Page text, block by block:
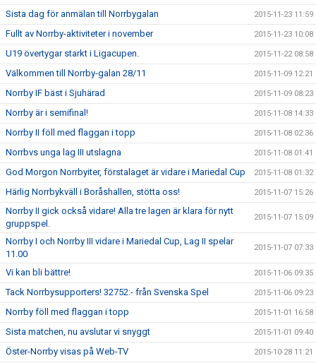
Sista dag för anmälan till Norrbygalan 2015-11-23 11:59
Fullt av Norrby-aktiviteter i november 2015-11-23 10:08
U19 övertygar starkt i Ligacupen. 2015-11-22 08:58
Välkommen till Norrby-galan 28/11 2015-11-09 12:21
Norrby IF bäst i Sjuhärad 2015-11-09 08:23
Norrby är i semifinal! 2015-11-08 14:33
Norrby II föll med flaggan i topp 2015-11-08 02:36
Norrbvs unga lag III utslagna 2015-11-08 01:41
God Morgon Norrbyiter, förstalaget är vidare i Mariedal Cup 2015-11-08 01:32
Härlig Norrbykväll i Boråshallen, stötta oss! 2015-11-07 15:26
Norrby II gick också vidare! Alla tre lagen är klara för nytt
gruppspel.
2015-11-07 15:09
Norrby I och Norrby III vidare i Mariedal Cup, Lag II spelar
11.00
2015-11-07 07:33
Vi kan bli bättre! 2015-11-06 09:35
Tack Norrbysupporters! 32752:- från Svenska Spel 2015-11-06 09:23
Norrby föll med flaggan i topp 2015-11-01 16:58
Sista matchen, nu avslutar vi snyggt 2015-11-01 09:40
Öster-Norrby visas på Web-TV 2015-10-28 11:21